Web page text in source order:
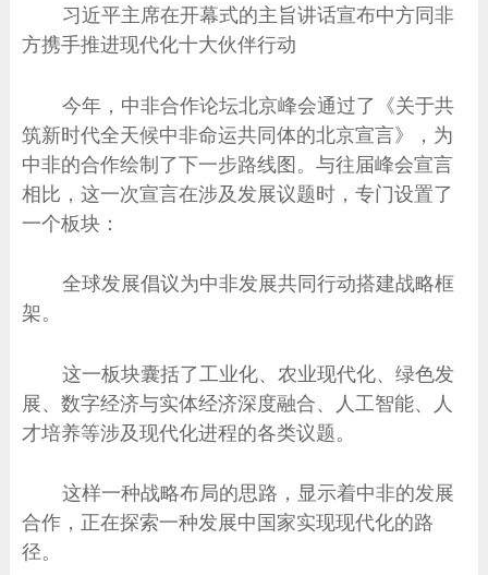
习近平主席在开幕式的主旨讲话宣布中方同非
方携手推进现代化十大伙伴行动
今年，中非合作论坛北京峰会通过了《关于共
筑新时代全天候中非命运共同体的北京宣言》，为
中非的合作绘制了下一步路线图。与往届峰会宣言
相比，这一次宣言在涉及发展议题时，专门设置了
一个板块：
全球发展倡议为中非发展共同行动搭建战略框
架。
这一板块囊括了工业化、农业现代化、绿色发
展、数字经济与实体经济深度融合、人工智能、人
才培养等涉及现代化进程的各类议题。
这样一种战略布局的思路，显示着中非的发展
合作，正在探索一种发展中国家实现现代化的路
径。